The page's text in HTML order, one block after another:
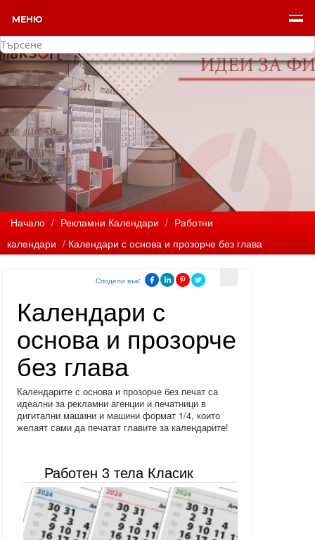
МЕНЮ
Начало / Рекламни Календари / Работни
календари / Календари с основа и прозорче без глава
Сподели във:
Календари с
основа и прозорче
без глава
Календарите с основа и прозорче без печат са
идеални за рекламни агенции и печатници в
дигитални машини и машини формат 1/4, които
желаят сами да печатат главите за календарите!
Работен 3 тела Класик